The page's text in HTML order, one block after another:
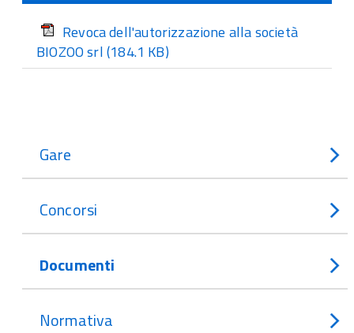
Revoca dell'autorizzazione alla società
BIOZOO srl(184.1 KB)
Gare
Concorsi
Documenti
Normativa